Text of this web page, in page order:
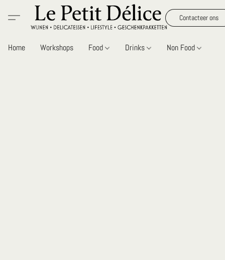
Contacteer ons
Home Workshops Food Drinks Non Food